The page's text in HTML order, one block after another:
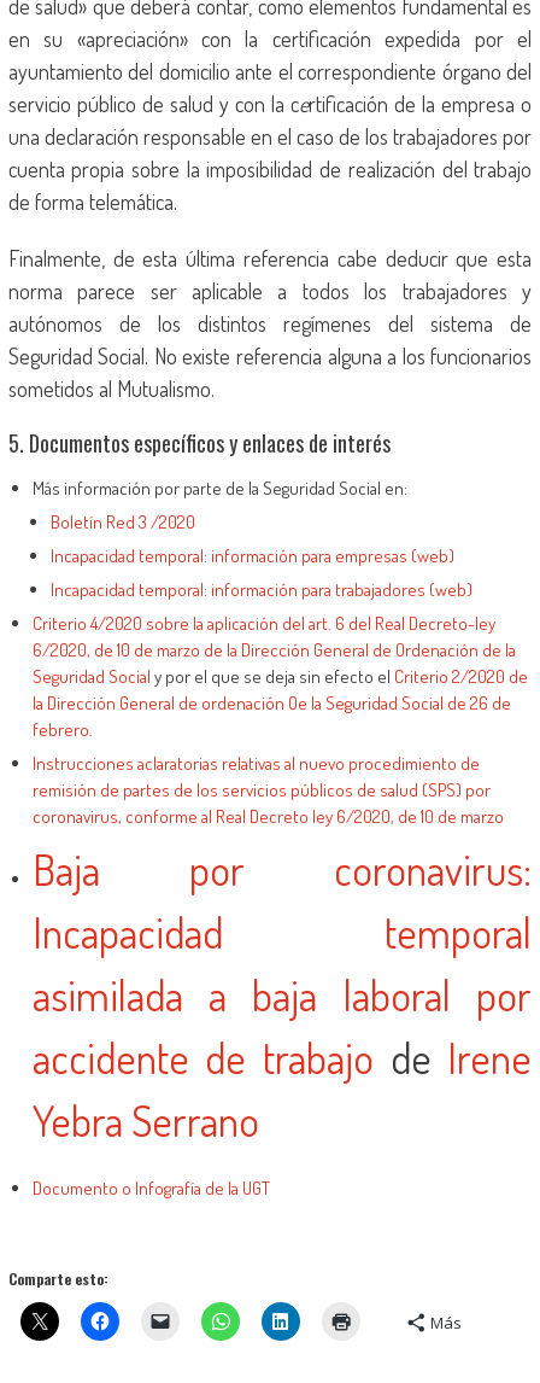
de salud» que deberá contar, como elementos fundamental es
en su «apreciación» con la certificación expedida por el
ayuntamiento del domicilio ante el correspondiente órgano del
servicio público de salud y con la certificación de la empresa o
una declaración responsable en el caso de los trabajadores por
cuenta propia sobre la imposibilidad de realización del trabajo
de forma telemática.
Finalmente, de esta última referencia cabe deducir que esta
norma parece ser aplicable a todos los trabajadores y
autónomos de los distintos regímenes del sistema de
Seguridad Social. No existe referencia alguna a los funcionarios
sometidos al Mutualismo.
5. Documentos específicos y enlaces de interés
Más información por parte de la Seguridad Social en:
Boletín Red 3 /2020
Incapacidad temporal: información para empresas (web)
Incapacidad temporal: información para trabajadores (web)
Criterio 4/2020 sobre la aplicación del art. 6 del Real Decreto-ley
6/2020, de 10 de marzo de la Dirección General de Ordenación de la
Seguridad Social y por el que se deja sin efecto el Criterio 2/2020 de
la Dirección General de ordenación Oe la Seguridad Social de 26 de
febrero.
Instrucciones aclaratorias relativas al nuevo procedimiento de
remisión de partes de los servicios públicos de salud (SPS) por
coronavirus, conforme al Real Decreto ley 6/2020, de 10 de marzo
Baja por coronavirus:
Incapacidad temporal
asimilada a baja laboral por
accidente de trabajo de Irene
Yebra Serrano
Documento o Infografía de la UGT
Comparte esto:
Más